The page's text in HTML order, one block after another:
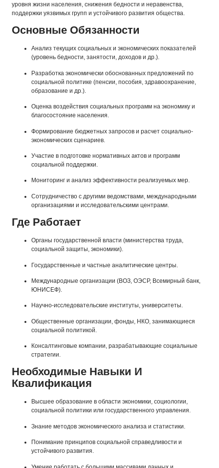
уровня жизни населения, снижения бедности и неравенства,
поддержки уязвимых групп и устойчивого развития общества.
Основные Обязанности
Анализ текущих социальных и экономических показателей
(уровень бедности, занятости, доходов и др.).
Разработка экономически обоснованных предложений по
социальной политике (пенсии, пособия, здравоохранение,
образование и др.).
Оценка воздействия социальных программ на экономику и
благосостояние населения.
Формирование бюджетных запросов и расчет социально-
экономических сценариев.
Участие в подготовке нормативных актов и программ
социальной поддержки.
Мониторинг и анализ эффективности реализуемых мер.
Сотрудничество с другими ведомствами, международными
организациями и исследовательскими центрами.
Где Работает
Органы государственной власти (министерства труда,
социальной защиты, экономики).
Государственные и частные аналитические центры.
Международные организации (ВОЗ, ОЭСР, Всемирный банк,
ЮНИСЕФ).
Научно-исследовательские институты, университеты.
Общественные организации, фонды, НКО, занимающиеся
социальной политикой.
Консалтинговые компании, разрабатывающие социальные
стратегии.
Необходимые Навыки И
Квалификация
Высшее образование в области экономики, социологии,
социальной политики или государственного управления.
Знание методов экономического анализа и статистики.
Понимание принципов социальной справедливости и
устойчивого развития.